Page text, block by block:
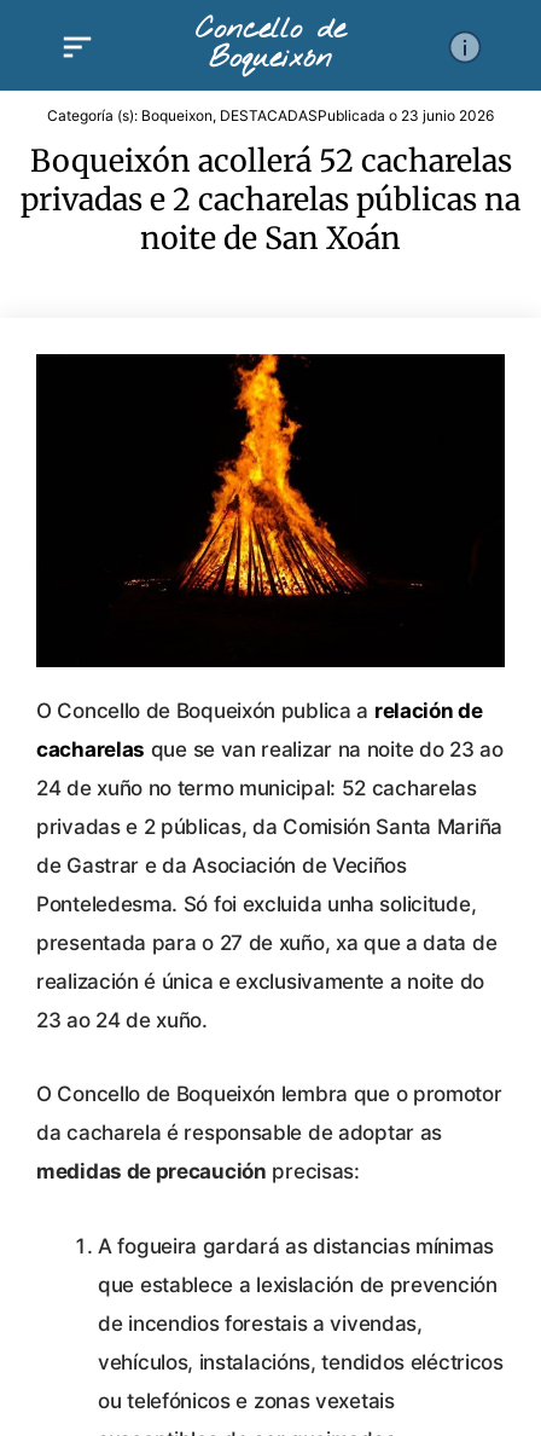
Concello de
Boqueixón
Categoría (s): Boqueixon, DESTACADASPublicada o 23 junio 2026
Boqueixón acollerá 52 cacharelas
privadas e 2 cacharelas públicas na
noite de San Xoán
O Concello de Boqueixón publica a relación de
cacharelas que se van realizar na noite do 23 ao
24 de xuño no termo municipal: 52 cacharelas
privadas e 2 públicas, da Comisión Santa Mariña
de Gastrar e da Asociación de Veciños
Ponteledesma. Só foi excluida unha solicitude,
presentada para o 27 de xuño, xa que a data de
realización é única e exclusivamente a noite do
23 ao 24 de xuño.
O Concello de Boqueixón lembra que o promotor
da cacharela é responsable de adoptar as
medidas de precaución precisas:
A fogueira gardará as distancias mínimas
que establece a lexislación de prevención
de incendios forestais a vivendas,
vehículos, instalacións, tendidos eléctricos
ou telefónicos e zonas vexetais